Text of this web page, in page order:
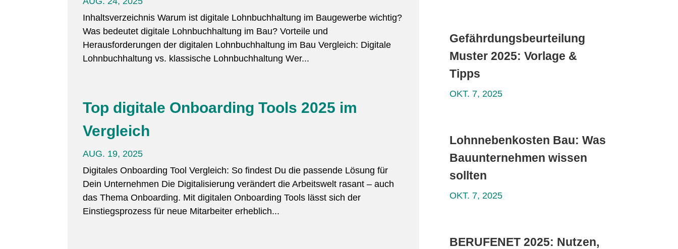
Inhaltsverzeichnis Warum ist digitale Lohnbuchhaltung im Baugewerbe wichtig?
Was bedeutet digitale Lohnbuchhaltung im Bau? Vorteile und
Herausforderungen der digitalen Lohnbuchhaltung im Bau Vergleich: Digitale
Lohnbuchhaltung vs. klassische Lohnbuchhaltung Wer...
Top digitale Onboarding Tools 2025 im
Vergleich
AUG. 19, 2025
Digitales Onboarding Tool Vergleich: So findest Du die passende Lösung für
Dein Unternehmen Die Digitalisierung verändert die Arbeitswelt rasant – auch
das Thema Onboarding. Mit digitalen Onboarding Tools lässt sich der
Einstiegsprozess für neue Mitarbeiter erheblich...
Gefährdungsbeurteilung
Muster 2025: Vorlage &
Tipps
OKT. 7, 2025
Lohnnebenkosten Bau: Was
Bauunternehmen wissen
sollten
OKT. 7, 2025
BERUFENET 2025: Nutzen,